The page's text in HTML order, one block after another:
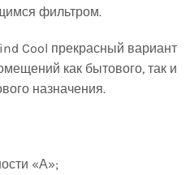
фильтром.
Cool прекрасный вариант
как бытового, так и
назначения.
«А»;